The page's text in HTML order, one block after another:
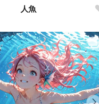
人魚